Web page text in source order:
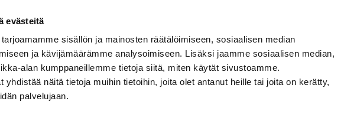
evästeitä
sisällön ja mainosten räätälöimiseen, sosiaalisen median
ja kävijämäärämme analysoimiseen. Lisäksi jaamme sosiaalisen median,
alan kumppaneillemme tietoja siitä, miten käytät sivustoamme.
yhdistää näitä tietoja muihin tietoihin, joita olet antanut heille tai joita on kerätty,
palvelujaan.